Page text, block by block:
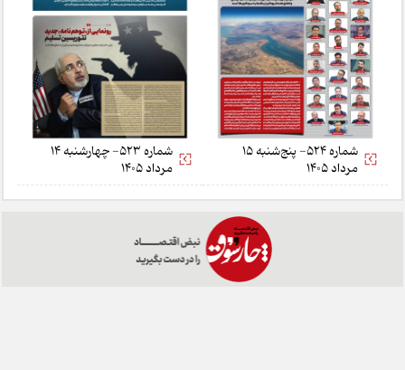
شماره 524- پنج‌شنبه 15
مرداد 1405
شماره 523- چهارشنبه 14
مرداد 1405